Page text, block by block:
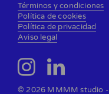
Términos y condiciones
Política de cookies
Política de privacidad
Aviso legal
© 2026 MMMM studio -